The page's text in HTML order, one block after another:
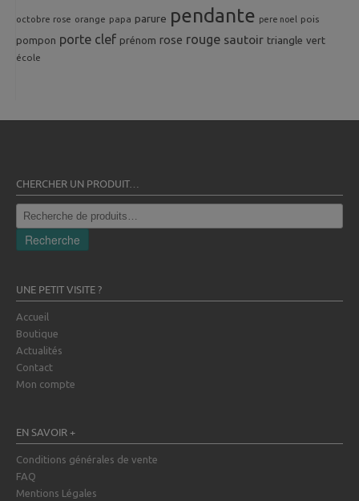
octobre rose orange papa parure pendante pere noel pois
pompon porte clef prénom rose rouge sautoir triangle vert
école
CHERCHER UN PRODUIT…
Recherche
pour :
Recherche
UNE PETIT VISITE ?
Accueil
Boutique
Actualités
Contact
Mon compte
EN SAVOIR +
Conditions générales de vente
FAQ
Mentions Légales